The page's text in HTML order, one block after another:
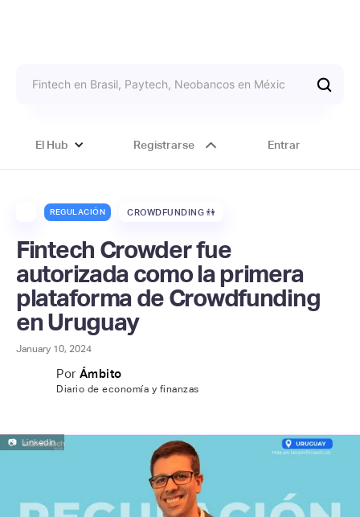
El Hub Registrarse Entrar
REGULACIÓN CROWDFUNDING 👫
Fintech Crowder fue
autorizada como la primera
plataforma de Crowdfunding
en Uruguay
January 10, 2024
Por Ámbito
Diario de economía y finanzas
📷 LinkedIn